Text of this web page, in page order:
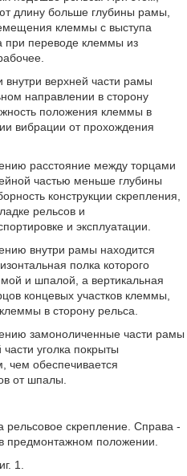
длину больше глубины рамы,
клеммы с выступа
переводе клеммы из
внутри верхней части рамы
направлении в сторону
положения клеммы в
вибрации от прохождения
расстояние между торцами
частью меньше глубины
конструкции скрепления,
рельсов и
и эксплуатации.
внутри рамы находится
полка которого
и шпалой, а вертикальная
концевых участков клеммы,
в сторону рельса.
замоноличенные части рамы
уголка покрыты
чем обеспечивается
от шпалы.
рельсовое скрепление. Справа -
предмонтажном положении.
1.